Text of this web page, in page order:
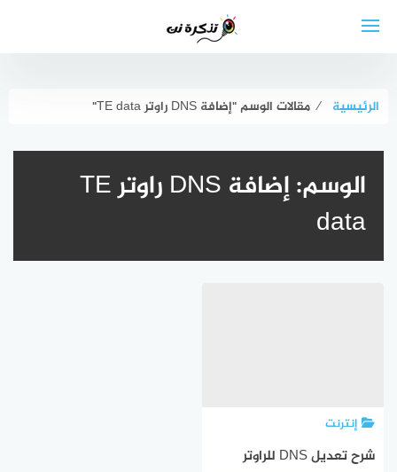
الرئيسية ⁄ مقالات الوسم "إضافة DNS راوتر TE data"
الوسم:
إضافة DNS راوتر TE
data
إنترنت
شرح تعديل DNS للراوتر